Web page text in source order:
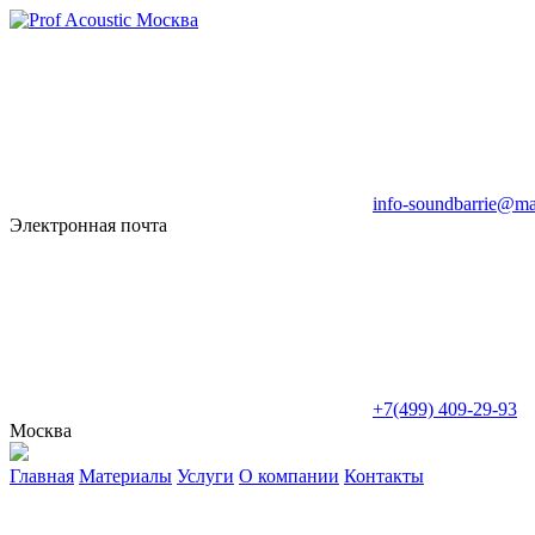
info-
Электронная почта
+7(499) 409-29-93
Москва
Главная Материалы Услуги О компании Контакты